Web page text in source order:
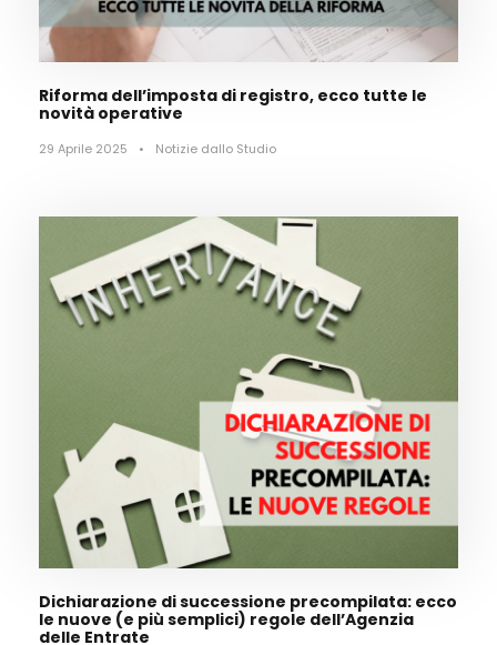
Riforma dell’imposta di registro, ecco tutte le
novità operative
29 Aprile 2025 • Notizie dallo Studio
Dichiarazione di successione precompilata: ecco
le nuove (e più semplici) regole dell’Agenzia
delle Entrate